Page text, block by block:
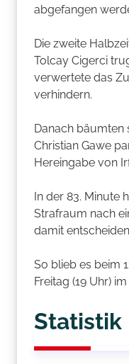
abgefangen
Die zweite
Tolcay Cigerci
verwertete das
verhindern.
Danach bäumten
Christian Gawe
Hereingabe von
In der 83. Minute
Strafraum nach
damit
So blieb es beim
Freitag (19 Uhr)
Statistik